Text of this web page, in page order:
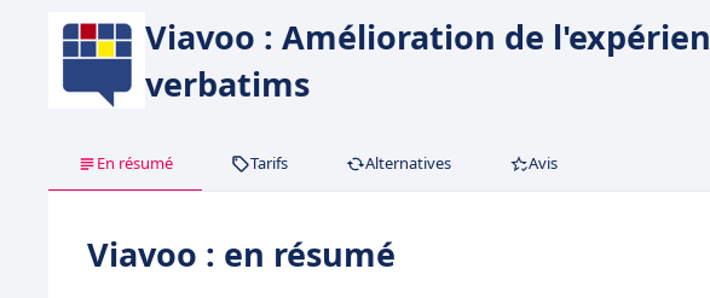
Viavoo : Amélioration de
verbatims
En résumé Tarifs Alternatives Avis
Viavoo : en résumé